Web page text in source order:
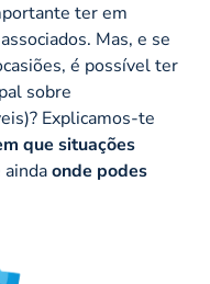
ter em
Mas, e se
é possível ter
sobre
Explicamos-te
que situações
onde podes